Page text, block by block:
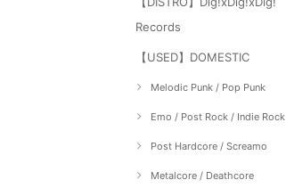
Records
【USED】DOMESTIC
Melodic Punk / Pop Punk
Emo / Post Rock / Indie Rock
Post Hardcore / Screamo
Metalcore / Deathcore